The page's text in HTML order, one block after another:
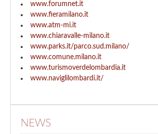
www.forumnet.it
www.fieramilano.it
www.atm-mi.it
www.chiaravalle-milano.it
www.parks.it/parco.sud.milano/
www.comune.milano.it
www.turismoverdelombardia.it
www.naviglilombardi.it/
NEWS